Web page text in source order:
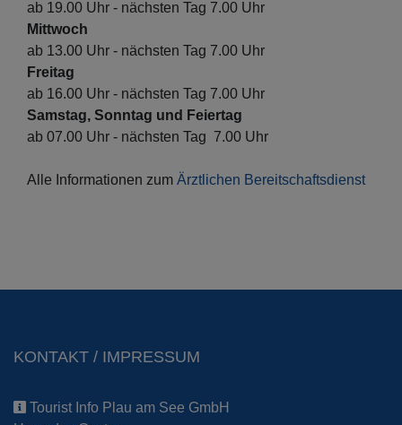
ab 19.00 Uhr - nächsten Tag 7.00 Uhr
Mittwoch
ab 13.00 Uhr - nächsten Tag 7.00 Uhr
Freitag
ab 16.00 Uhr - nächsten Tag 7.00 Uhr
Samstag, Sonntag und Feiertag
ab 07.00 Uhr - nächsten Tag 7.00 Uhr
Alle Informationen zum Ärztlichen Bereitschaftsdienst
KONTAKT / IMPRESSUM
Tourist Info Plau am See GmbH